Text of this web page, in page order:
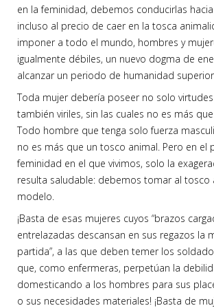
en la feminidad, debemos conducirlas
incluso al precio de caer en la tosca
imponer a todo el mundo, hombres y
igualmente débiles, un nuevo dogma de
alcanzar un periodo de humanidad
Toda mujer debería poseer no solo
también viriles, sin las cuales no es más
Todo hombre que tenga solo fuerza
no es más que un tosco animal. Pero en el
feminidad en el que vivimos, solo la
resulta saludable: debemos tomar al tosco
modelo.
¡Basta de esas mujeres cuyos “brazos
entrelazadas descansan en sus regazos la
partida”, a las que deben temer los
que, como enfermeras, perpetúan la
domesticando a los hombres para sus
o sus necesidades materiales! ¡Basta de